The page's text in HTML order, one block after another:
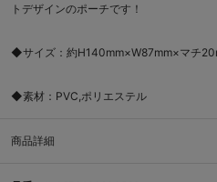
トデザインのポーチです！
◆サイズ：約H140mm×W87mm×マチ
◆素材：PVC,ポリエステル
商品詳細